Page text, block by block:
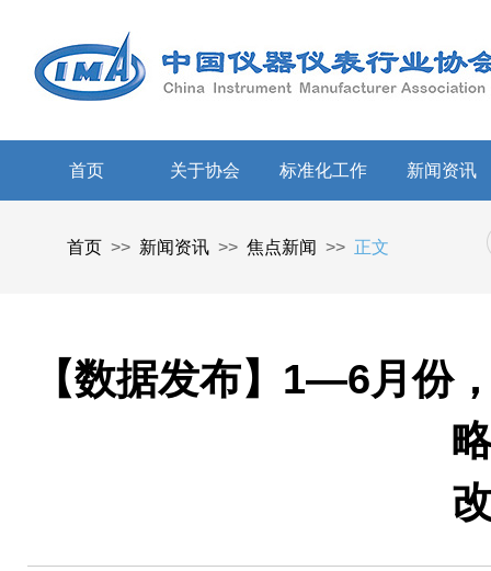
首页 关于协会 标准化工作 新闻资讯
首页 >> 新闻资讯 >> 焦点新闻 >> 正文
【数据发布】1—6月份